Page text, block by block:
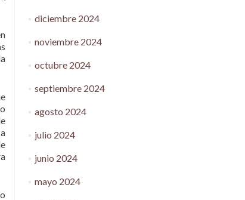
diciembre 2024
noviembre 2024
octubre 2024
septiembre 2024
agosto 2024
julio 2024
junio 2024
mayo 2024